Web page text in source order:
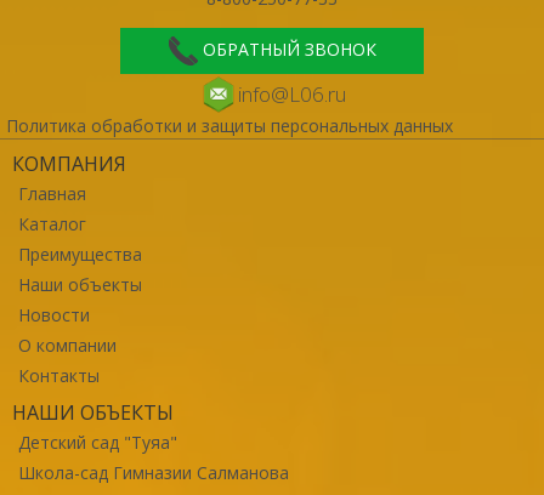
ОБРАТНЫЙ ЗВОНОК
info@L06.ru
Политика обработки и защиты персональных данных
КОМПАНИЯ
Главная
Каталог
Преимущества
Наши объекты
Новости
О компании
Контакты
НАШИ ОБЪЕКТЫ
Детский сад "Туяа"
Школа-сад Гимназии Салманова